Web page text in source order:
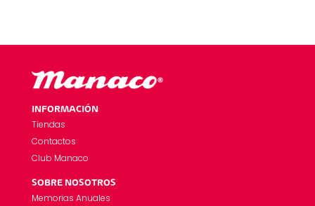
INFORMACIÓN
Tiendas
Contactos
Club Manaco
SOBRE NOSOTROS
Memorias Anuales